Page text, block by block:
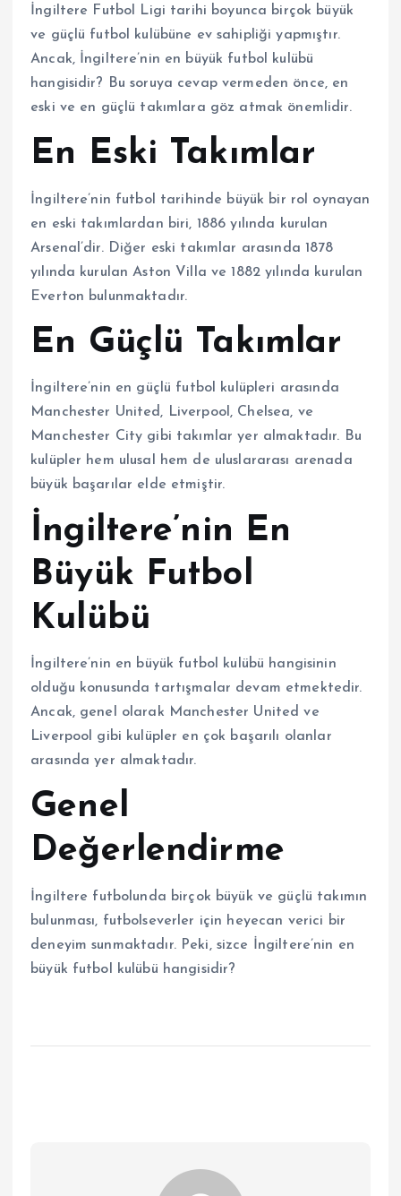
İngiltere Futbol Ligi tarihi boyunca birçok büyük
ve güçlü futbol kulübüne ev sahipliği yapmıştır.
Ancak, İngiltere’nin en büyük futbol kulübü
hangisidir? Bu soruya cevap vermeden önce, en
eski ve en güçlü takımlara göz atmak önemlidir.
En Eski Takımlar
İngiltere’nin futbol tarihinde büyük bir rol oynayan
en eski takımlardan biri, 1886 yılında kurulan
Arsenal’dir. Diğer eski takımlar arasında 1878
yılında kurulan Aston Villa ve 1882 yılında kurulan
Everton bulunmaktadır.
En Güçlü Takımlar
İngiltere’nin en güçlü futbol kulüpleri arasında
Manchester United, Liverpool, Chelsea, ve
Manchester City gibi takımlar yer almaktadır. Bu
kulüpler hem ulusal hem de uluslararası arenada
büyük başarılar elde etmiştir.
İngiltere’nin En
Büyük Futbol
Kulübü
İngiltere’nin en büyük futbol kulübü hangisinin
olduğu konusunda tartışmalar devam etmektedir.
Ancak, genel olarak Manchester United ve
Liverpool gibi kulüpler en çok başarılı olanlar
arasında yer almaktadır.
Genel
Değerlendirme
İngiltere futbolunda birçok büyük ve güçlü takımın
bulunması, futbolseverler için heyecan verici bir
deneyim sunmaktadır. Peki, sizce İngiltere’nin en
büyük futbol kulübü hangisidir?